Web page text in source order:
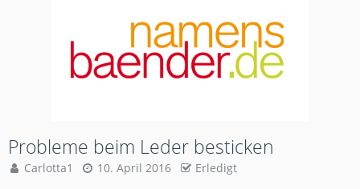
Probleme beim Leder besticken
Carlotta1 10. April 2016 Erledigt